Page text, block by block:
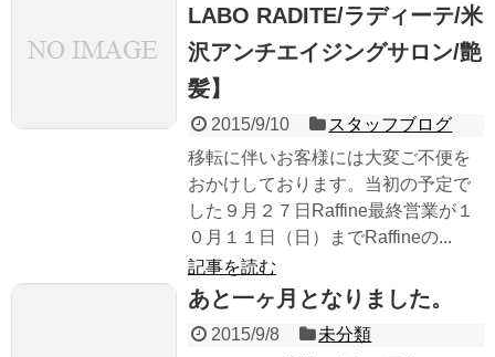
LABO RADITE/ラディーテ/米
沢アンチエイジングサロン/艶
髪】
2015/9/10
スタッフブログ
移転に伴いお客様には大変ご不便を
おかけしております。当初の予定で
した９月２７日Raffine最終営業が１
０月１１日（日）までRaffineの...
記事を読む
あと一ヶ月となりました。
2015/9/8
未分類